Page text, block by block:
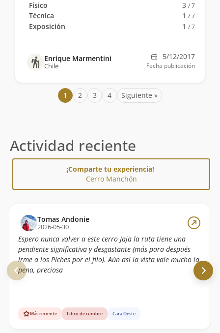
Físico 3 / 7
Técnica 1 / 7
Exposición 1 / 7
Enrique Marmentini
Chile
5/12/2017
Fecha publicación
1 2 3 4 Siguiente »
Actividad reciente
¡Comparte tu experiencia!
Cerro Manchón
Tomas Andonie
2026-05-30
Espero nunca volver a este cerro Jaja la ruta tiene una
pendiente significativa y desgastante (más para después
irme a los Piches por el filo). Aún así la vista vale mucho la
pena, preciosa
Más reciente Libro de cumbre Cara Oeste